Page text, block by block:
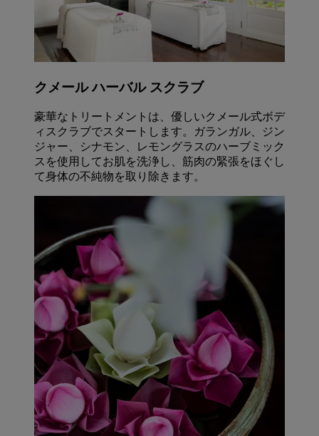
クメール ハーバル スクラブ
豪華なトリートメントは、優しいクメール式ボデ
ィスクラブでスタートします。ガランガル、ジン
ジャー、シナモン、レモングラスのハーブミック
スを使用してお肌を洗浄し、筋肉の緊張をほぐし
て身体の不純物を取り除きます。